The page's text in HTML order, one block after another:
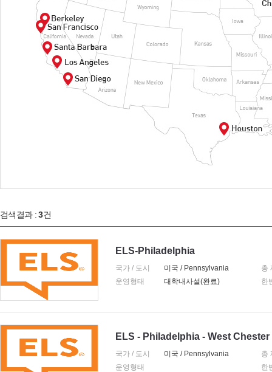
검색결과 :3건
ELS-Philadelphia
국가 / 도시 미국 / Pennsylvania
총
운영형태
대학내사설(완료) 한
ELS - Philadelphia - West Chester
국가 / 도시 미국 / Pennsylvania
총
운영형태
한